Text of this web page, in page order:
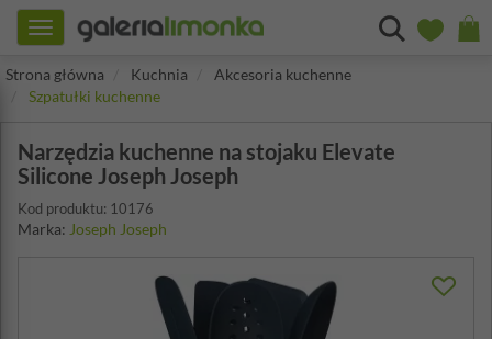
Toggle
navigation
Strona główna
Kuchnia
Akcesoria kuchenne
Szpatułki kuchenne
Narzędzia kuchenne na stojaku Elevate
Silicone Joseph Joseph
Kod produktu: 10176
Marka: Joseph Joseph